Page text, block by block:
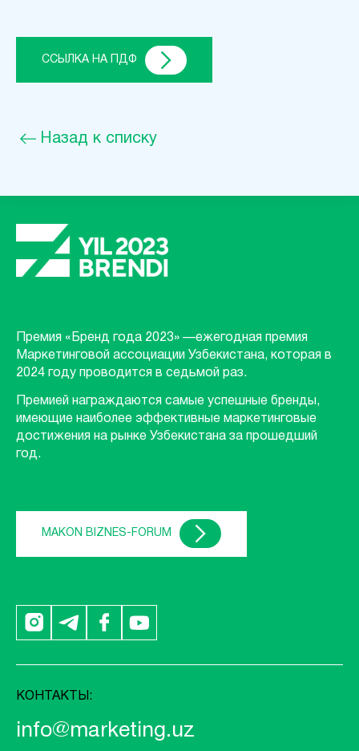
ССЫЛКА НА ПДФ
Назад к списку
Премия «Бренд года 2023» —ежегодная премия
Маркетинговой ассоциации Узбекистана, которая в
2024 году проводится в седьмой раз.
Премией награждаются самые успешные бренды,
имеющие наиболее эффективные маркетинговые
достижения на рынке Узбекистана за прошедший
год.
MAKON BIZNES-FORUM
КОНТАКТЫ:
info@marketing.uz